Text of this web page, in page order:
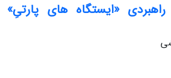
«ایستگاه های پارتیِ»